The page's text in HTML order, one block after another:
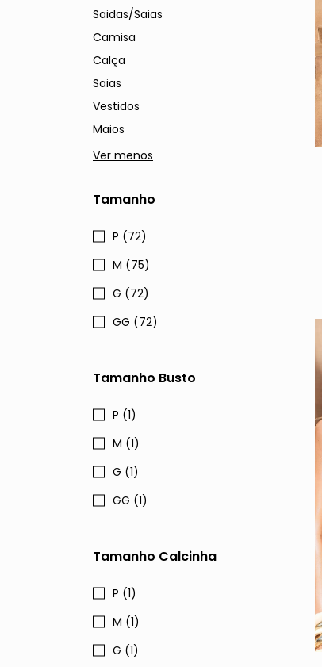
Saidas/Saias
Camisa
Calça
Saias
Vestidos
Maios
Ver menos
Tamanho
P (72)
M (75)
G (72)
GG (72)
Tamanho Busto
P (1)
M (1)
G (1)
GG (1)
Tamanho Calcinha
P (1)
M (1)
G (1)